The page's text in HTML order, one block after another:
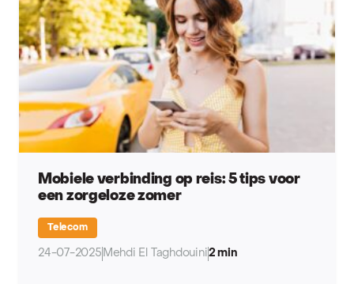
Mobiele verbinding op reis: 5 tips voor
een zorgeloze zomer
Telecom
24-07-2025 Mehdi El Taghdouini2 min